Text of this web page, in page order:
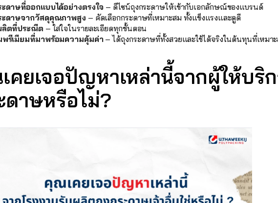
ดาษที่ออกแบบได้อย่างตรงใจ – ดีไซน์ถุงกระดาษให้เข้ากับเอกลักษณ์ของแบรนด์
ะดาษจากวัสดุคุณภาพสูง – คัดเลือกกระดาษที่เหมาะสม ทั้งแข็งแรงและดูดี
ลิตที่ประณีต – ใส่ใจในรายละเอียดทุกขั้นตอน
พรีเมียมที่มาพร้อมความคุ้มค่า – ได้ถุงกระดาษที่ทั้งสวยและใช้ได้จริงในต้นทุนที่เหมา
คยเจอปัญหาเหล่านี้จากผู้ให้บริ
ดาษหรือไม่?